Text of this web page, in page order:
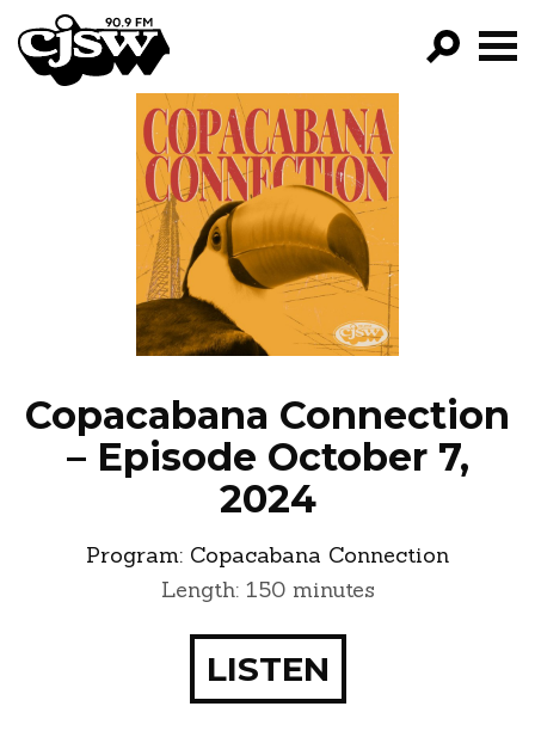
CJSW
FILTER BY:
PROGRAMS
EPISODES
NEWS
Copacabana Connection
– Episode October 7,
2024
Program: Copacabana Connection
Length: 150 minutes
LISTEN